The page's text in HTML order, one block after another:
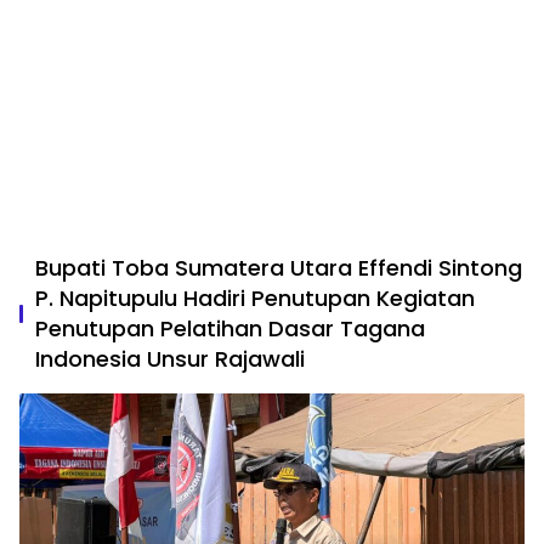
Bupati Toba Sumatera Utara Effendi Sintong
P. Napitupulu Hadiri Penutupan Kegiatan
Penutupan Pelatihan Dasar Tagana
Indonesia Unsur Rajawali